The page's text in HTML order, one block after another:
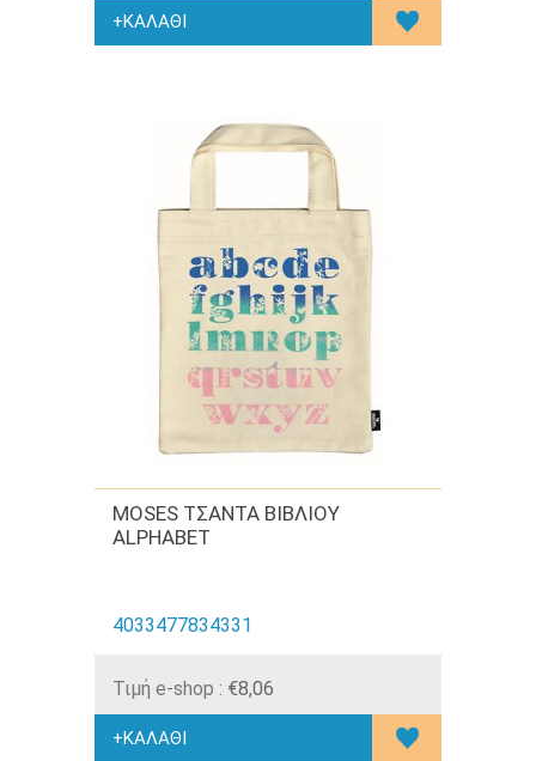
MOSES ΤΣΑΝΤΑ ΒΙΒΛΙΟΥ
ALPHABET
4033477834331
Τιμή e-shop : €8,06